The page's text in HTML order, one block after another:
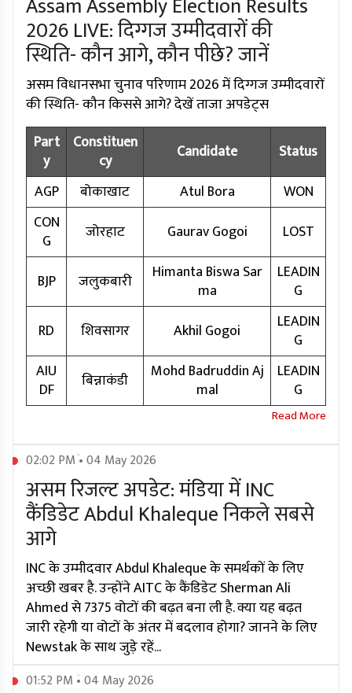
Assam Assembly Election Results
2026 LIVE: दिग्गज उम्मीदवारों की
स्थिति- कौन आगे, कौन पीछे? जानें
असम विधानसभा चुनाव परिणाम 2026 में दिग्गज उम्मीदवारों
की स्थिति- कौन किससे आगे? देखें ताजा अपडेट्स
Part
y
Constituen
cy
Candidate
Status
AGP
बोकाखाट Atul Bora
WON
CON
G
जोरहाट Gaurav Gogoi LOST
BJP जलुकबारी
Himanta Biswa Sar
ma
LEADIN
G
RD
शिवसागर Akhil Gogoi
LEADIN
G
AIU
DF
बिन्नाकंडी
Mohd Badruddin Aj
mal
LEADIN
G
02:02 PM • 04 May 2026
असम रिजल्ट अपडेट: मंडिया में INC
कैंडिडेट Abdul Khaleque निकले सबसे
आगे
INC के उम्मीदवार Abdul Khaleque के समर्थकों के लिए
अच्छी खबर है. उन्होंने AITC के कैंडिडेट Sherman Ali
Ahmed से 7375 वोटों की बढ़त बना ली है. क्या यह बढ़त
जारी रहेगी या वोटों के अंतर में बदलाव होगा? जानने के लिए
Newstak के साथ जुड़े रहें...
01:52 PM • 04 May 2026